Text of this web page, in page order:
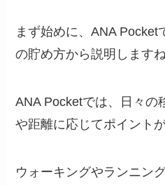
まず始めに、ANA Pocket
の貯め方から説明しますね
ANA Pocketでは、日々の
や距離に応じてポイント
ウォーキングやランニン